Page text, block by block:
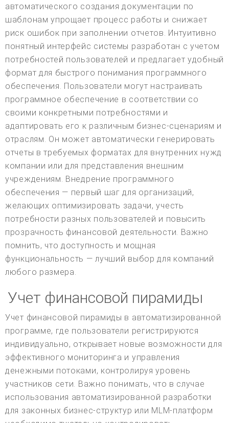
автоматического создания документации по
шаблонам упрощает процесс работы и снижает
риск ошибок при заполнении отчетов. Интуитивно
понятный интерфейс системы разработан с учетом
потребностей пользователей и предлагает удобный
формат для быстрого понимания программного
обеспечения. Пользователи могут настраивать
программное обеспечение в соответствии со
своими конкретными потребностями и
адаптировать его к различным бизнес-сценариям и
отраслям. Он может автоматически генерировать
отчеты в требуемых форматах для внутренних нужд
компании или для представления внешним
учреждениям. Внедрение программного
обеспечения — первый шаг для организаций,
желающих оптимизировать задачи, учесть
потребности разных пользователей и повысить
прозрачность финансовой деятельности. Важно
помнить, что доступность и мощная
функциональность — лучший выбор для компаний
любого размера.
Учет финансовой пирамиды
Учет финансовой пирамиды в автоматизированной
программе, где пользователи регистрируются
индивидуально, открывает новые возможности для
эффективного мониторинга и управления
денежными потоками, контролируя уровень
участников сети. Важно понимать, что в случае
использования автоматизированной разработки
для законных бизнес-структур или MLM-платформ